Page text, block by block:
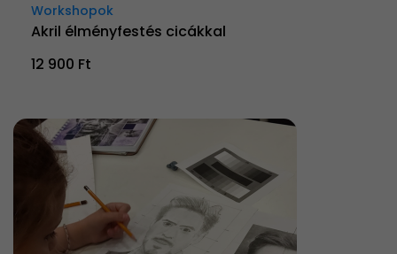
Workshopok
Akril élményfestés cicákkal
12 900 Ft